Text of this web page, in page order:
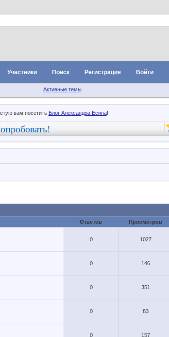
Участники Поиск Регистрация Войти
Активные темы
вам посетить Блог Александра Есина!
Ответов Просмотров
0
1027
0
146
0
351
0
83
0
157